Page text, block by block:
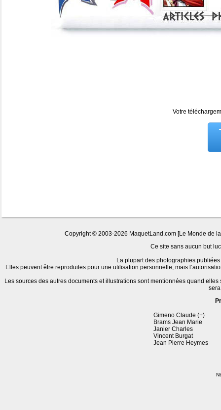
Votre
Copyright © 2003-2026 MaquetLand.com [Le Monde de
Ce site sans aucun but
La plupart des photographies
Elles peuvent être reproduites pour une utilisation personnelle, mais
Les sources des autres documents et illustrations sont mentionnées quand
Gimeno Claude (+)
Brams Jean Marie
Janier Charles
Vincent Burgat
Jean Pierre Heymes